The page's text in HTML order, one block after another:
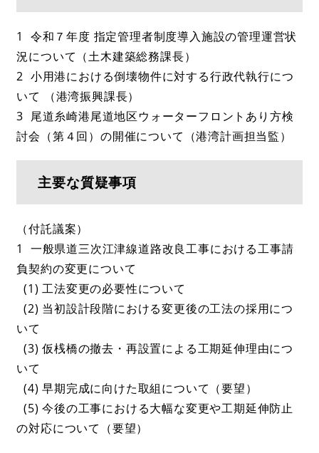
1 令和７年度 指定管理者制度導入施設の管理運営状
況について（土木建築総務課長）
2 小用港における倒壊物件に対する行政代執行につ
いて （港湾振興課長）
3 尾道糸崎港尾道地区ウォーターフロントあり方検
討会（第４回）の開催について（港湾計画担当監）
主要な質疑事項
（付託議案）
1 一般県道三次江津線道路改良工事における工事請
負契約の変更について
(1) 工法変更の必要性について
(2) 当初設計段階における変更後の工法の採用につ
いて
(3) 仮桟橋の撤去・再設置による工期延伸理由につ
いて
(4) 早期完成に向けた取組について（要望）
(5) 今後の工事における大幅な変更や工期延伸防止
の対応について（要望）